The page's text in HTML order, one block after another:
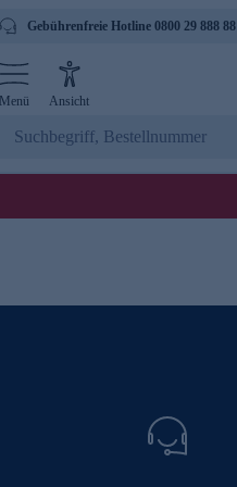
Gebührenfreie Hotline 0800 29 888 88
Menü Ansicht